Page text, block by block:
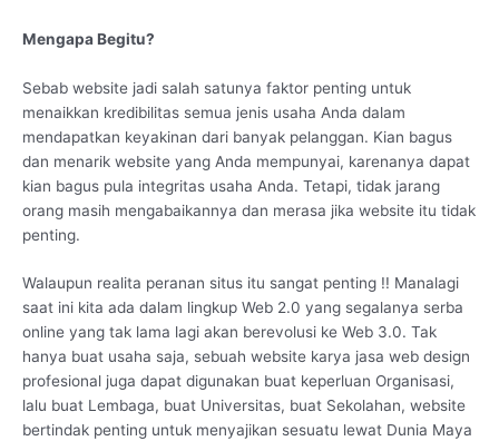
Mengapa Begitu?
Sebab website jadi salah satunya faktor penting untuk
menaikkan kredibilitas semua jenis usaha Anda dalam
mendapatkan keyakinan dari banyak pelanggan. Kian bagus
dan menarik website yang Anda mempunyai, karenanya dapat
kian bagus pula integritas usaha Anda. Tetapi, tidak jarang
orang masih mengabaikannya dan merasa jika website itu tidak
penting.
Walaupun realita peranan situs itu sangat penting !! Manalagi
saat ini kita ada dalam lingkup Web 2.0 yang segalanya serba
online yang tak lama lagi akan berevolusi ke Web 3.0. Tak
hanya buat usaha saja, sebuah website karya jasa web design
profesional juga dapat digunakan buat keperluan Organisasi,
lalu buat Lembaga, buat Universitas, buat Sekolahan, website
bertindak penting untuk menyajikan sesuatu lewat Dunia Maya